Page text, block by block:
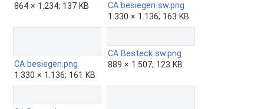
864 × 1.234; 137 KB
CA besiegen sw.png
1.330 × 1.136; 163 KB
CA besiegen.png
1.330 × 1.136; 161 KB
CA Besteck sw.png
889 × 1.507; 123 KB